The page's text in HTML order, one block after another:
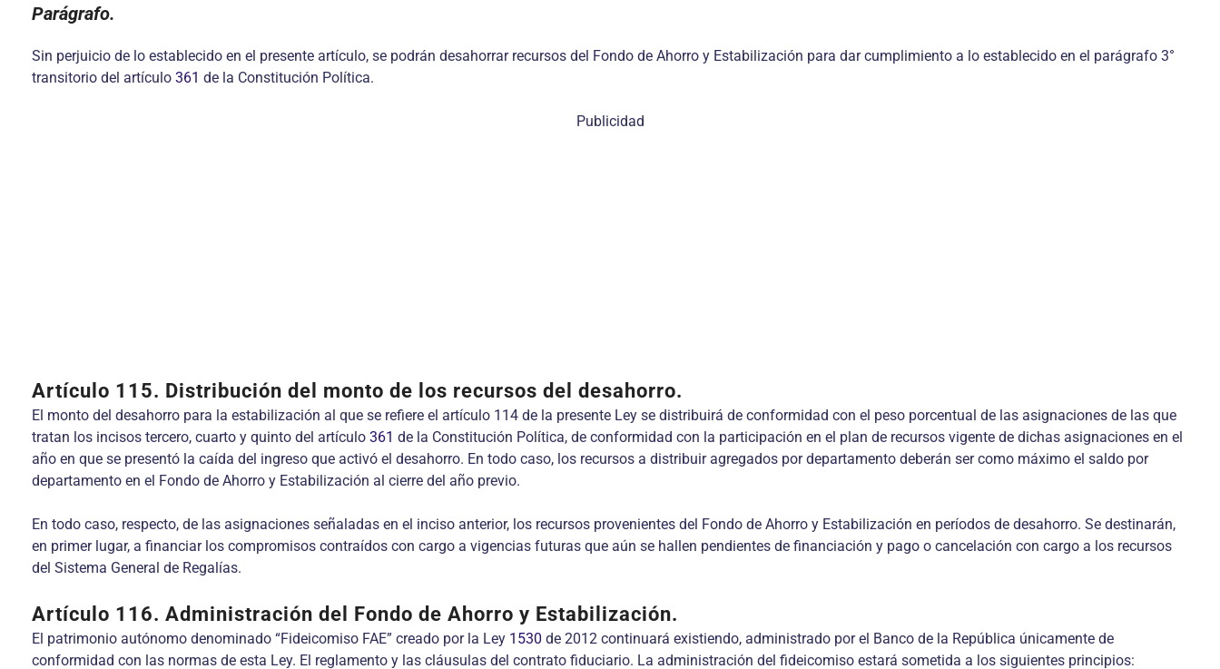
Parágrafo.
Sin perjuicio de lo establecido en el presente artículo, se podrán desahorrar recursos del Fondo de Ahorro y Estabilización para dar cumplimiento a lo establecido en el parágrafo 3°
transitorio del artículo 361 de la Constitución Política.
Publicidad
Artículo 115. Distribución del monto de los recursos del desahorro.
El monto del desahorro para la estabilización al que se refiere el artículo 114 de la presente Ley se distribuirá de conformidad con el peso porcentual de las asignaciones de las que
tratan los incisos tercero, cuarto y quinto del artículo 361 de la Constitución Política, de conformidad con la participación en el plan de recursos vigente de dichas asignaciones en el
año en que se presentó la caída del ingreso que activó el desahorro. En todo caso, los recursos a distribuir agregados por departamento deberán ser como máximo el saldo por
departamento en el Fondo de Ahorro y Estabilización al cierre del año previo.
En todo caso, respecto, de las asignaciones señaladas en el inciso anterior, los recursos provenientes del Fondo de Ahorro y Estabilización en períodos de desahorro. Se destinarán,
en primer lugar, a financiar los compromisos contraídos con cargo a vigencias futuras que aún se hallen pendientes de financiación y pago o cancelación con cargo a los recursos
del Sistema General de Regalías.
Artículo 116. Administración del Fondo de Ahorro y Estabilización.
El patrimonio autónomo denominado “Fideicomiso FAE” creado por la Ley 1530 de 2012 continuará existiendo, administrado por el Banco de la República únicamente de
conformidad con las normas de esta Ley. El reglamento y las cláusulas del contrato fiduciario. La administración del fideicomiso estará sometida a los siguientes principios: